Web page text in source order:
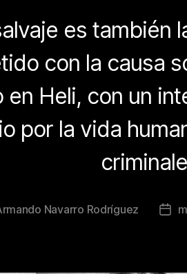
es también
con la causa
en Heli, con un
por la vida
Navarro Rodríguez